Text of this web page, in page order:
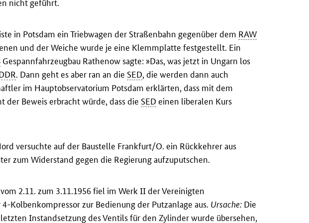
nicht geführt.
in Potsdam ein Triebwagen der Straßenbahn gegenüber dem RAW
und der Weiche wurde je eine Klemmplatte festgestellt. Ein
Gespannfahrzeugbau Rathenow sagte: »Das, was jetzt in Ungarn los
. Dann geht es aber ran an die SED, die werden dann auch
im Hauptobservatorium Potsdam erklärten, dass mit dem
der Beweis erbracht würde, dass die SED einen liberalen Kurs
versuchte auf der Baustelle Frankfurt/O. ein Rückkehrer aus
zum Widerstand gegen die Regierung aufzuputschen.
2.11. zum 3.11.1956 fiel im Werk II der Vereinigten
Kolbenkompressor zur Bedienung der Putzanlage aus. Ursache: Die
Instandsetzung des Ventils für den Zylinder wurde übersehen,